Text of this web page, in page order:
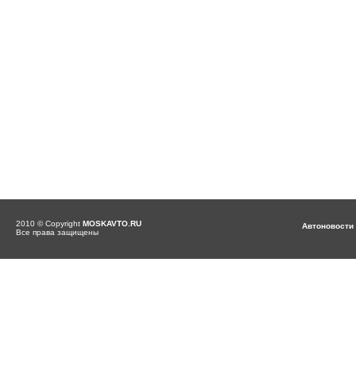
2010 © Copyright MOSKAVTO.RU
Все права защищены
Автоновости